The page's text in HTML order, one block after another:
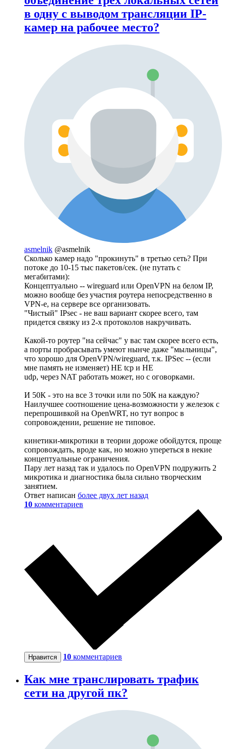
в одну с выводом трансляции IP-
камер на рабочее место?
asmelnik @asmelnik
Сколько камер надо "прокинуть" в третью сеть? При
потоке до 10-15 тыс пакетов/сек. (не путать с
мегабитами):
Концептуально -- wireguard или OpenVPN на белом IP,
можно вообще без участия роутера непосредственно в
VPN-е, на сервере все организовать.
"Чистый" IPsec - не ваш вариант скорее всего, там
придется связку из 2-х протоколов накручивать.
Какой-то роутер "на сейчас" у вас там скорее всего есть,
а порты пробрасывать умеют нынче даже "мыльницы",
что хорошо для OpenVPN/wireguard, т.к. IPSec -- (если
мне память не изменяет) НЕ tcp и НЕ
udp, через NAT работать может, но с оговорками.
И 50К - это на все 3 точки или по 50К на каждую?
Наилучшее соотношение цена-возможности у железок с
перепрошивкой на OpenWRT, но тут вопрос в
сопровождении, решение не типовое.
кинетики-микротики в теории дороже обойдутся, проще
сопровождать, вроде как, но можно упереться в некие
концептуальные ограничения.
Пару лет назад так и удалось по OpenVPN подружить 2
микротика и диагностика была сильно творческим
занятием.
Ответ написан более двух лет назад
10 комментариев
Нравится 10 комментариев
Как мне транслировать трафик
сети на другой пк?